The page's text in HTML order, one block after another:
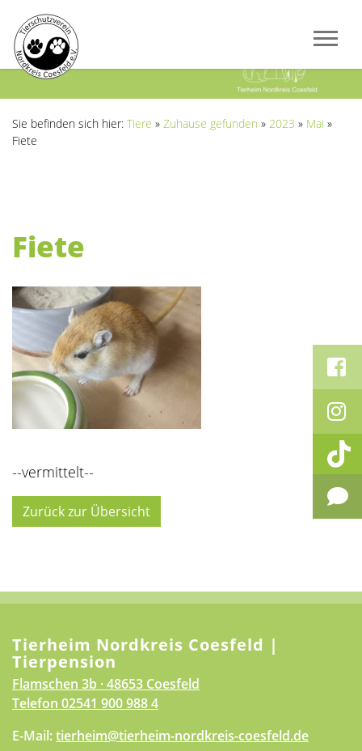
Sie befinden sich hier: Tiere » Zuhause gefunden » 2023 » Mai »
Fiete
Fiete
--vermittelt--
Zurück zur Übersicht
Tierheim Nordkreis Coesfeld |
Tierpension
Flamschen 3b · 48653 Coesfeld
Telefon 02541 900 988 4
E-Mail:tierheim@tierheim-nordkreis-coesfeld.de